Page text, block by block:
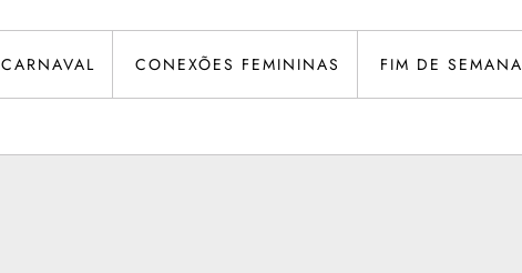
CARNAVAL CONEXÕES FEMININAS FIM DE SEMANA